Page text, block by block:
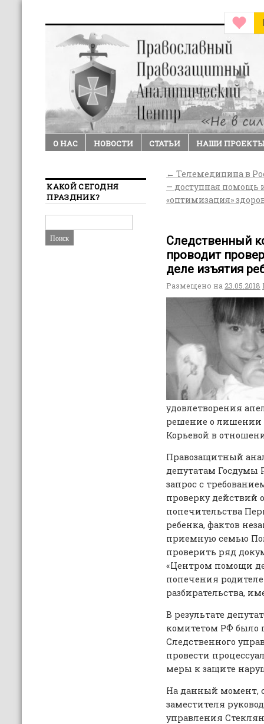
О НАС НОВОСТИ СТАТЬИ НАШИ
← Телемедицина в
— доступная помощь
«оптимизация»
Следственный
проводит
деле изъятия
Размещено на 23.05.2018
удовлетворения
решение о лишении
Корьевой в
Правозащитный
депутатам Госдумы
запрос с
проверку действий
попечительства
ребенка, фактов
приемную семью
проверить ряд
«Центром помощи
попечения
разбирательства,
В результате
комитетом РФ было
Следственного
провести
меры к защите
На данный момент,
заместителя
управления
КАКОЙ СЕГОДНЯ
ПРАЗДНИК?